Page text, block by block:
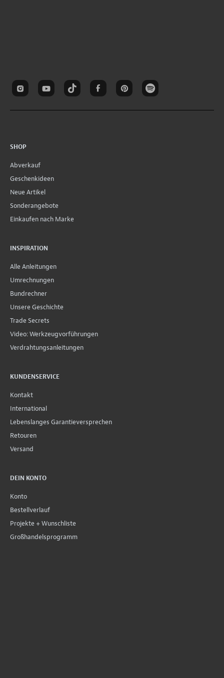
SHOP
Abverkauf
Geschenkideen
Neue Artikel
Sonderangebote
Einkaufen nach Marke
INSPIRATION
Alle Anleitungen
Umrechnungen
Bundrechner
Unsere Geschichte
Trade Secrets
Video: Werkzeugvorführungen
Verdrahtungsanleitungen
KUNDENSERVICE
Kontakt
International
Lebenslanges Garantieversprechen
Retouren
Versand
DEIN KONTO
Konto
Bestellverlauf
Projekte + Wunschliste
Großhandelsprogramm